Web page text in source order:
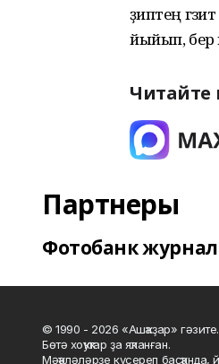
әҙиптең
йыйып, бер
Читайте
Партнеры
Фотобанк
© 1990 - 2026 «Ашҡаҙар» гәзите.
Бөтә хоҡуҡтар ҙа яҡланған.
Мәҡәләләрҙе күсереп баҫҡанда,